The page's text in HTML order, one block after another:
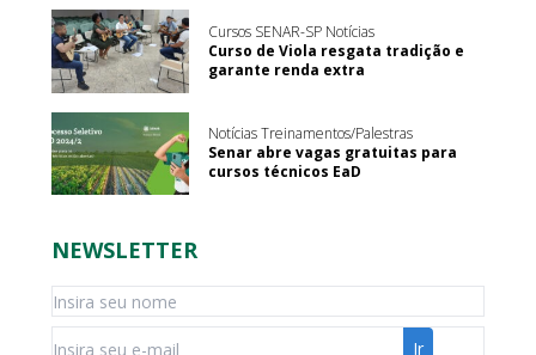
Cursos SENAR-SP Notícias
Curso de Viola resgata tradição e
garante renda extra
Notícias Treinamentos/Palestras
Senar abre vagas gratuitas para
cursos técnicos EaD
NEWSLETTER